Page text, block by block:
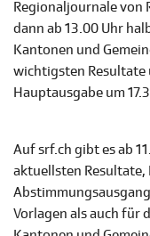
Regionaljournale von
dann ab 13.00 Uhr
Kantonen und
wichtigsten Resultate
Hauptausgabe um
Auf srf.ch gibt es ab
aktuellsten Resultate,
Vorlagen als auch für